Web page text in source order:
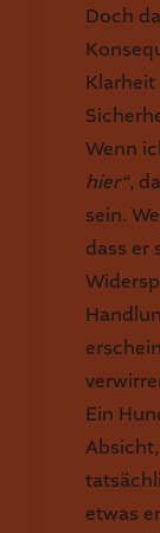
Doch
Wenn
hier“,
sein.
dass er
Ein
etwas